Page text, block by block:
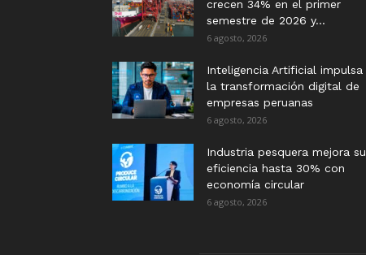
crecen 34% en el primer
semestre de 2026 y...
6 agosto, 2026
Inteligencia Artificial impulsa
la transformación digital de
empresas peruanas
6 agosto, 2026
Industria pesquera mejora su
eficiencia hasta 30% con
economía circular
6 agosto, 2026